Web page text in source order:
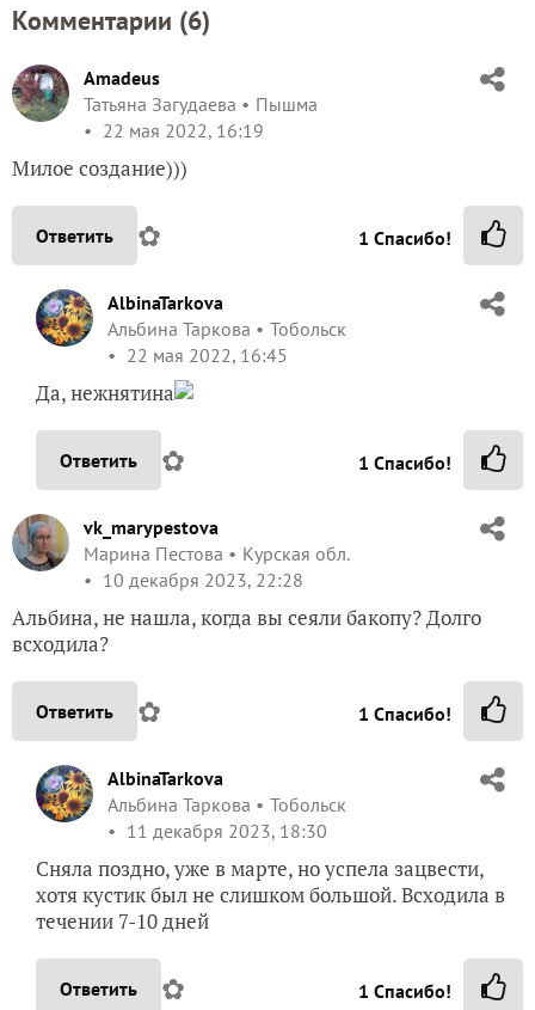
Комментарии (6)
Amadeus
Татьяна Загудаева
Пышма
22 мая 2022, 16:19
Милое создание)))
Ответить ✿ 1 Спасибо!
AlbinaTarkova
Альбина Таркова
Тобольск
22 мая 2022, 16:45
Да, нежнятина
Ответить ✿ 1 Спасибо!
vk_marypestova
Марина Пестова
Курская обл.
10 декабря 2023, 22:28
Альбина, не нашла, когда вы сеяли бакопу? Долго
всходила?
Ответить ✿ 1 Спасибо!
AlbinaTarkova
Альбина Таркова
Тобольск
11 декабря 2023, 18:30
Сняла поздно, уже в марте, но успела зацвести,
хотя кустик был не слишком большой. Всходила в
течении 7-10 дней
Ответить ✿ 1 Спасибо!